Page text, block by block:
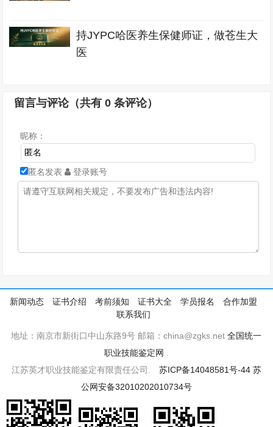
持JYPC哈医养生保健师证，做苍生大
医
留言与评论（共有0 条评论）
昵称：
匿名发表 登录账号
新闻动态 证书介绍 考前须知 证书大全 学员报名
合作加盟
联系我们
地址：南京市新街口中山东路9号 邮箱：china@zgks.net全国统一
职业技能鉴定网
江苏英才职业技能鉴定有限责任公司. 苏ICP备14048581号-44 苏
公网安备32010202010734号